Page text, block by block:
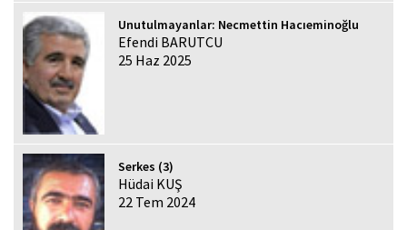
Unutulmayanlar: Necmettin Hacıeminoğlu
Efendi BARUTCU
25 Haz 2025
Serkes (3)
Hüdai KUŞ
22 Tem 2024